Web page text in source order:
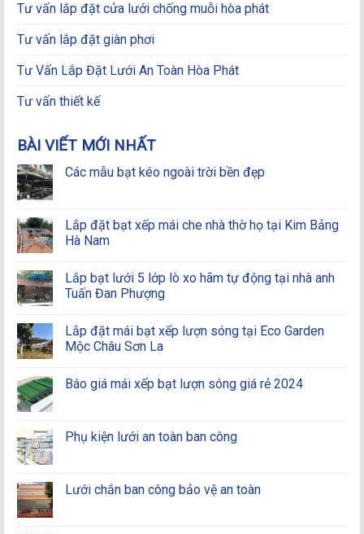
Tư vấn lắp đặt cửa lưới chống muỗi hòa phát
Tư vấn lắp đặt giàn phơi
Tư Vấn Lắp Đặt Lưới An Toàn Hòa Phát
Tư vấn thiết kế
BÀI VIẾT MỚI NHẤT
Các mẫu bạt kéo ngoài trời bền đẹp
Lắp đặt bạt xếp mái che nhà thờ họ tại Kim Bảng
Hà Nam
Lắp bạt lưới 5 lớp lò xo hãm tự động tại nhà anh
Tuấn Đan Phượng
Lắp đặt mái bạt xếp lượn sóng tại Eco Garden
Mộc Châu Sơn La
Báo giá mái xếp bạt lượn sóng giá rẻ 2024
Phụ kiện lưới an toàn ban công
Lưới chắn ban công bảo vệ an toàn